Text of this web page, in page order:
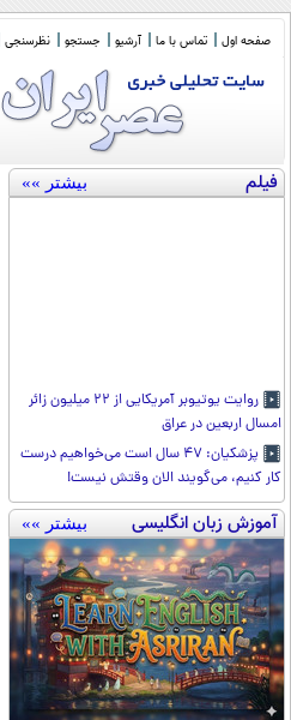
صفحه اول تماس با ما آرشیو جستجو نظرسنجی
فیلم بیشتر »»
روایت یوتیوبر آمریکایی از ۲۲ میلیون زائر
امسال اربعین در عراق
پزشکیان: ۴۷ سال است می‌خواهیم درست
کار کنیم، می‌گویند الان وقتش نیست!
آموزش زبان انگلیسی بیشتر »»